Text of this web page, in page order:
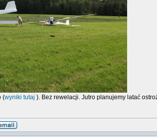
(wyniki tutaj ). Bez rewelacji. Jutro planujemy latać